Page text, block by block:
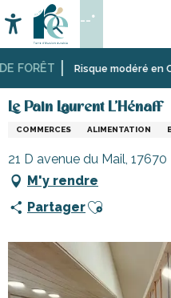
au
contenu
principal
Risque modéré en
Accessibilité
Recherche
--°
Accueil
et
Le Pain Laurent L'Hénaff
COMMERCES ALIMENTATION
21 D avenue du Mail,
M'y rendre
PartagerAjouter aux